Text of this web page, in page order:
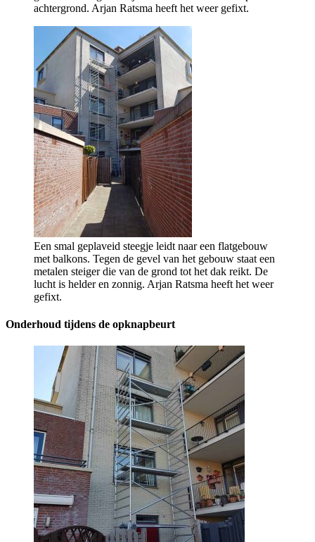
achtergrond. Arjan Ratsma heeft het weer gefixt.
Een smal geplaveid steegje leidt naar een flatgebouw
met balkons. Tegen de gevel van het gebouw staat een
metalen steiger die van de grond tot het dak reikt. De
lucht is helder en zonnig. Arjan Ratsma heeft het weer
gefixt.
Onderhoud tijdens de opknapbeurt